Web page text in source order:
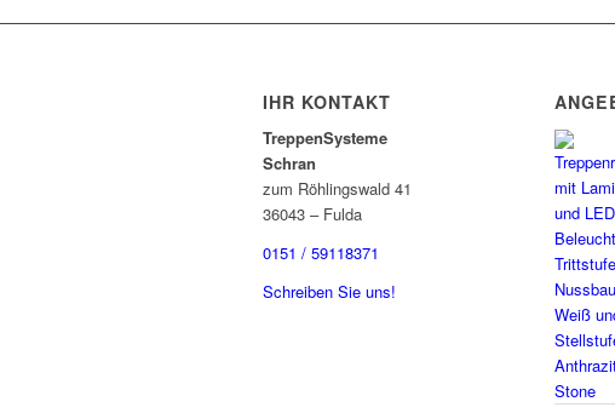
IHR KONTAKT
TreppenSysteme
Schran
zum Röhlingswald 41
36043 – Fulda
0151 / 59118371
Schreiben Sie uns!